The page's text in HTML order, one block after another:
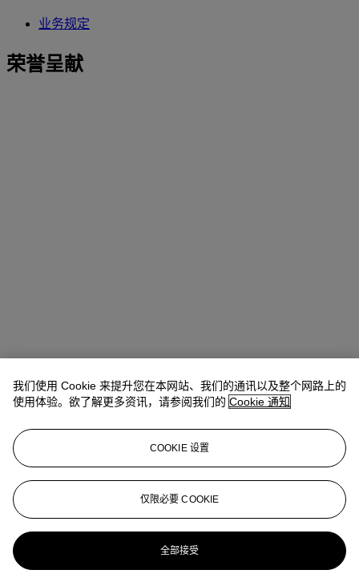
业务规定
荣誉呈献
Antoine Lebouteiller
更多来自「想象剧场」，Paul与
Jacqueline Duchein夫妇珍藏
我们使用 Cookie 来提升您在本网站、我们的通讯以及整个网路上的
使用体验。欲了解更多资讯，请参阅我们的 Cookie 通知
COOKIE 设置
仅限必要 COOKIE
全部接受